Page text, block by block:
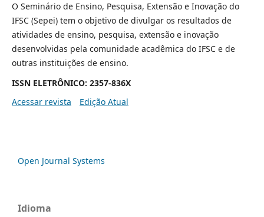
O Seminário de Ensino, Pesquisa, Extensão e Inovação do
IFSC (Sepei) tem o objetivo de divulgar os resultados de
atividades de ensino, pesquisa, extensão e inovação
desenvolvidas pela comunidade acadêmica do IFSC e de
outras instituições de ensino.
ISSN ELETRÔNICO: 2357-836X
Acessar revista
Edição Atual
Open Journal Systems
Idioma